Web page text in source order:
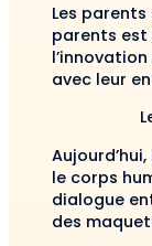
Les
parents est
avec leur
le corps
dialogue
des